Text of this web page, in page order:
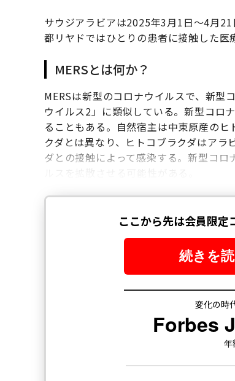
サウジアラビアは2025年3月1日～4月
都リヤドではひとりの患者に接触した医
MERSとは何か？
MERSは新型のコロナウイルスで、新型
ウイルス2」に類似している。新型コロ
ることもある。自然宿主は中東原産の
クダとは異なり、ヒトコブラクダはア
ダとの接触によって感染する。新型コ